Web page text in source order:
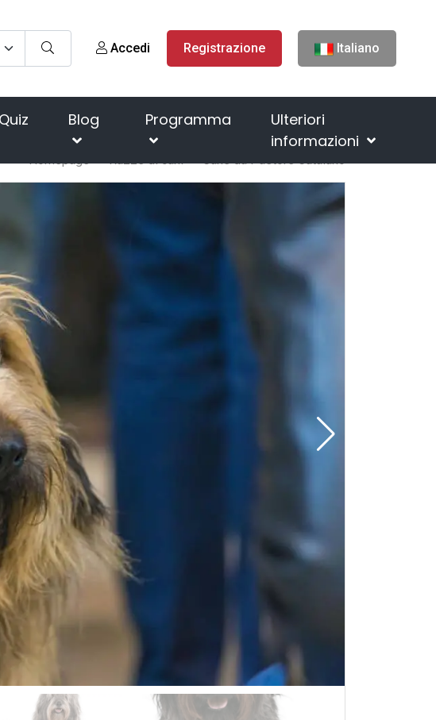
Accedi Registrazione Italiano
Quiz Blog Programma
Ulteriori
informazioni
Homepage Razze di cani Cane da Pastore Catalano